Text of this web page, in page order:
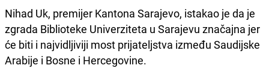
Nihad Uk, premijer Kantona Sarajevo, istakao je da je
zgrada Biblioteke Univerziteta u Sarajevu značajna jer
će biti i najvidljiviji most prijateljstva između Saudijske
Arabije i Bosne i Hercegovine.